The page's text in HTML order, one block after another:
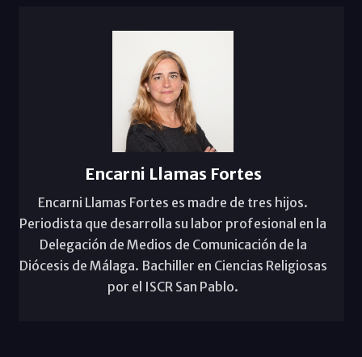
Encarni Llamas Fortes
Encarni Llamas Fortes es madre de tres hijos.
Periodista que desarrolla su labor profesional en la
Delegación de Medios de Comunicación de la
Diócesis de Málaga. Bachiller en Ciencias Religiosas
por el ISCR San Pablo.